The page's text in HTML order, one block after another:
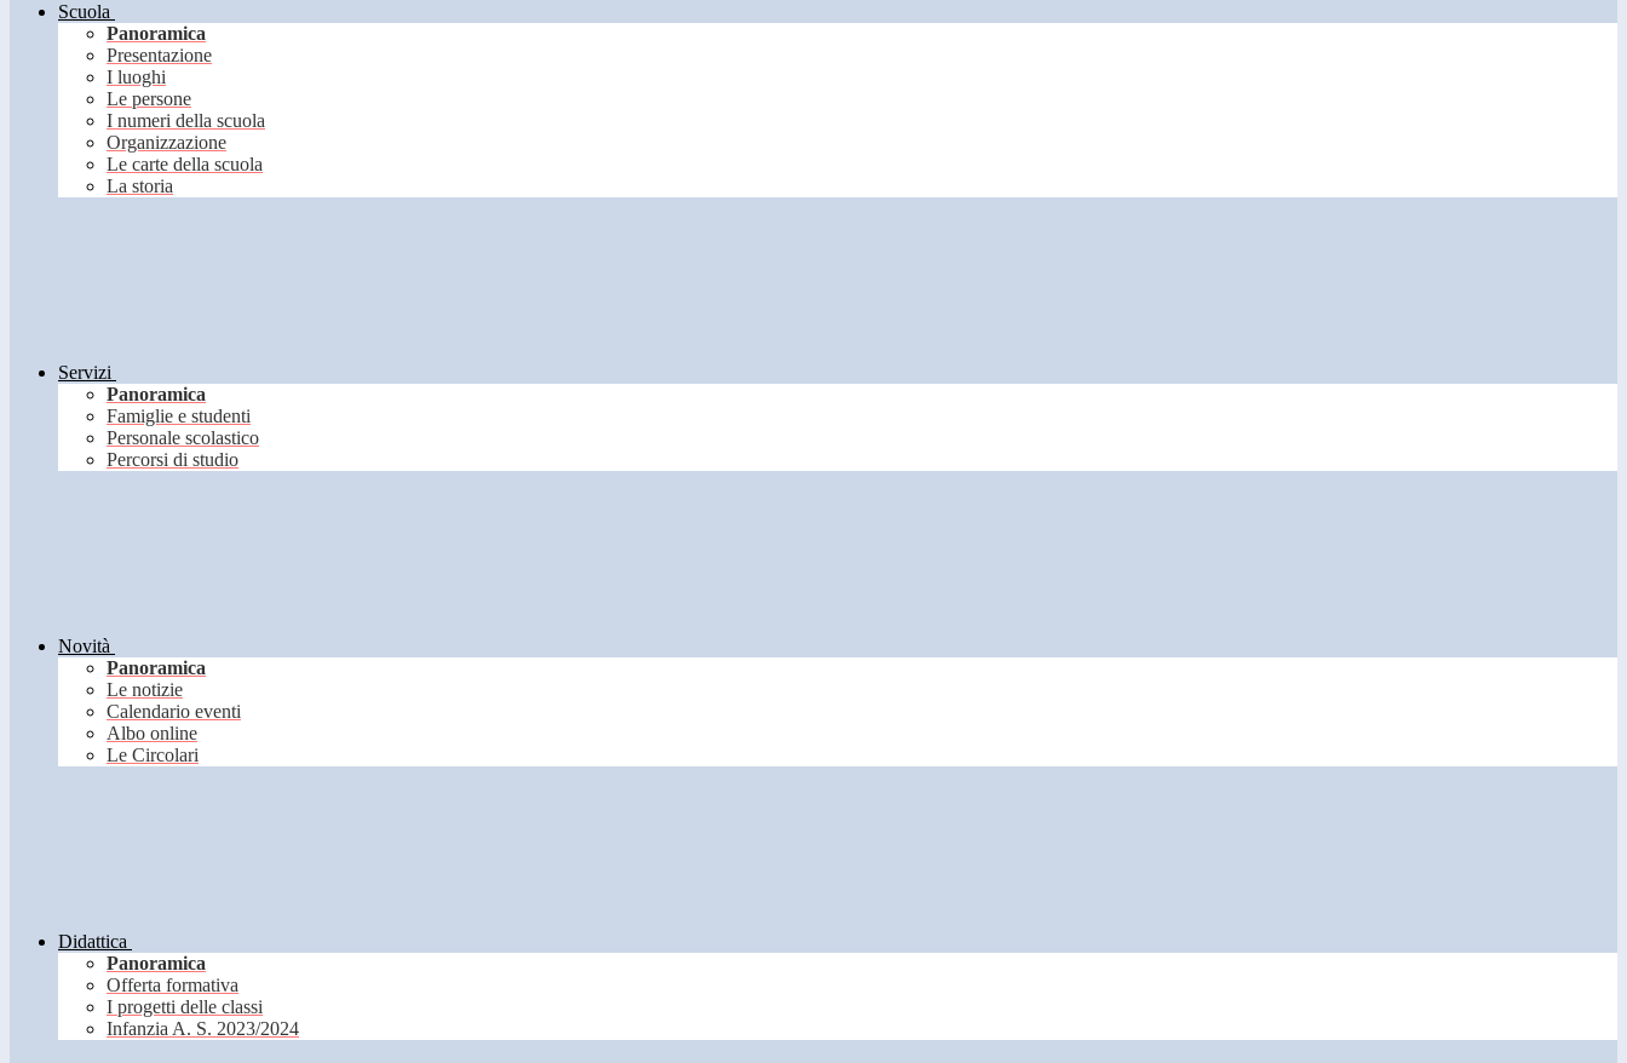
Scuola
Panoramica
Presentazione
I luoghi
Le persone
I numeri della scuola
Organizzazione
Le carte della scuola
La storia
Servizi
Panoramica
Famiglie e studenti
Personale scolastico
Percorsi di studio
Novità
Panoramica
Le notizie
Calendario eventi
Albo online
Le Circolari
Didattica
Panoramica
Offerta formativa
I progetti delle classi
Infanzia A. S. 2023/2024